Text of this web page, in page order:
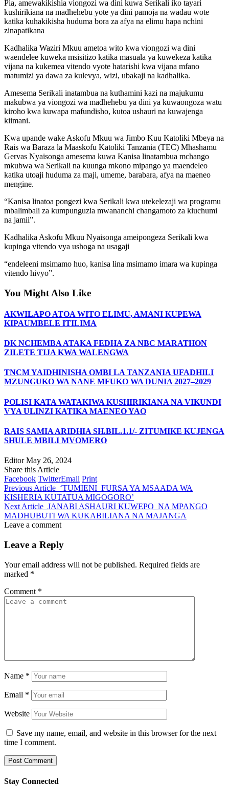
Pia, amewakikishia viongozi wa dini kuwa Serikali iko tayari
kushirikiana na madhehebu yote ya dini pamoja na wadau wote
katika kuhakikisha huduma bora za afya na elimu hapa nchini
zinapatikana
Kadhalika Waziri Mkuu ametoa wito kwa viongozi wa dini
waendelee kuweka msisitizo katika masuala ya kuwekeza katika
vijana na kukemea vitendo vyote hatarishi kwa vijana mfano
matumizi ya dawa za kulevya, wizi, ubakaji na kadhalika.
Amesema Serikali inatambua na kuthamini kazi na majukumu
makubwa ya viongozi wa madhehebu ya dini ya kuwaongoza watu
kiroho kwa kuwapa mafundisho, kutoa ushauri na kuwajenga
kiimani.
Kwa upande wake Askofu Mkuu wa Jimbo Kuu Katoliki Mbeya na
Rais wa Baraza la Maaskofu Katoliki Tanzania (TEC) Mhashamu
Gervas Nyaisonga amesema kuwa Kanisa linatambua mchango
mkubwa wa Serikali na kuunga mkono mipango ya maendeleo
katika utoaji huduma za maji, umeme, barabara, afya na maeneo
mengine.
“Kanisa linatoa pongezi kwa Serikali kwa utekelezaji wa programu
mbalimbali za kumpunguzia mwananchi changamoto za kiuchumi
na jamii”.
Kadhalika Askofu Mkuu Nyaisonga ameipongeza Serikali kwa
kupinga vitendo vya ushoga na usagaji
“endeleeni msimamo huo, kanisa lina msimamo imara wa kupinga
vitendo hivyo”.
You Might Also Like
AKWILAPO ATOA WITO ELIMU, AMANI KUPEWA
KIPAUMBELE ITILIMA
DK NCHEMBA ATAKA FEDHA ZA NBC MARATHON
ZILETE TIJA KWA WALENGWA
TNCM YAIDHINISHA OMBI LA TANZANIA UFADHILI
MZUNGUKO WA NANE MFUKO WA DUNIA 2027–2029
POLISI KATA WATAKIWA KUSHIRIKIANA NA VIKUNDI
VYA ULINZI KATIKA MAENEO YAO
RAIS SAMIA ARIDHIA SH.BIL.1.1/- ZITUMIKE KUJENGA
SHULE MBILI MVOMERO
Editor May 26, 2024
Share this Article
Facebook TwitterEmail Print
Previous Article ‘TUMIENI FURSA YA MSAADA WA
KISHERIA KUTATUA MIGOGORO’
Next Article JANABI ASHAURI KUWEPO NA MPANGO
MADHUBUTI WA KUKABILIANA NA MAJANGA
Leave a comment
Leave a Reply
Your email address will not be published. Required fields are
marked *
Comment *
Name *
Email *
Website
Save my name, email, and website in this browser for the next
time I comment.
Stay Connected